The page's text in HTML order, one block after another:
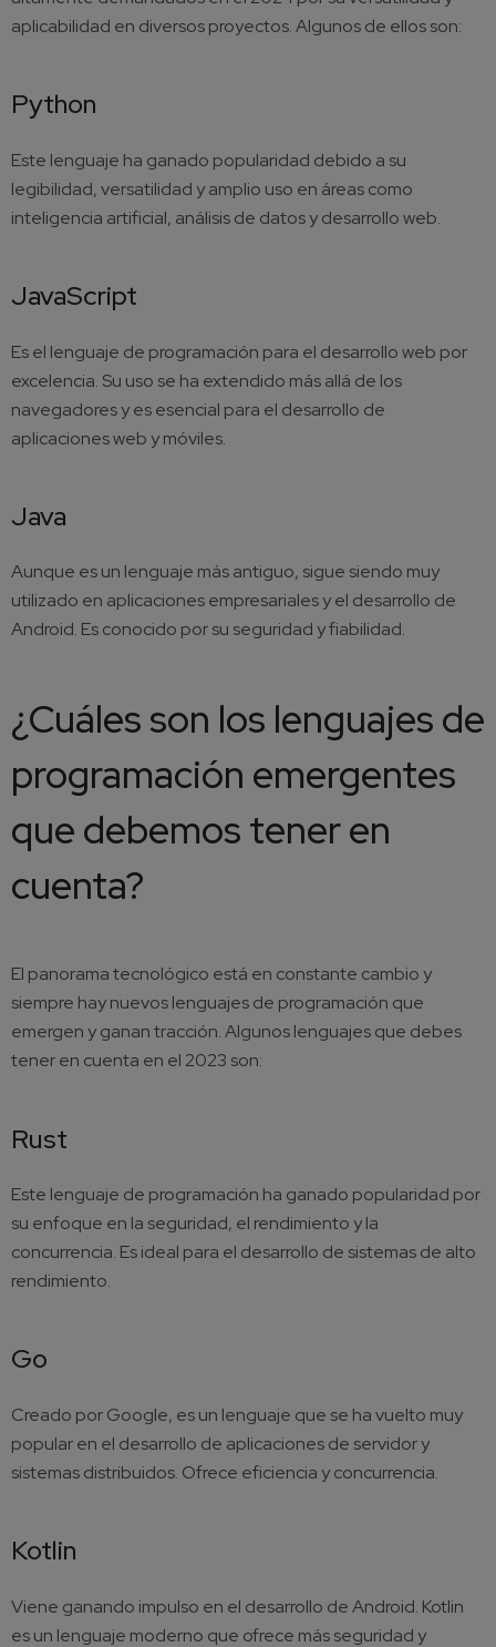
aplicabilidad en diversos proyectos. Algunos de ellos son:
Python
Este lenguaje ha ganado popularidad debido a su
legibilidad, versatilidad y amplio uso en áreas como
inteligencia artificial, análisis de datos y desarrollo web.
JavaScript
Es el lenguaje de programación para el desarrollo web por
excelencia. Su uso se ha extendido más allá de los
navegadores y es esencial para el desarrollo de
aplicaciones web y móviles.
Java
Aunque es un lenguaje más antiguo, sigue siendo muy
utilizado en aplicaciones empresariales y el desarrollo de
Android. Es conocido por su seguridad y fiabilidad.
¿Cuáles son los lenguajes de
programación emergentes
que debemos tener en
cuenta?
El panorama tecnológico está en constante cambio y
siempre hay nuevos lenguajes de programación que
emergen y ganan tracción. Algunos lenguajes que debes
tener en cuenta en el 2023 son:
Rust
Este lenguaje de programación ha ganado popularidad por
su enfoque en la seguridad, el rendimiento y la
concurrencia. Es ideal para el desarrollo de sistemas de alto
rendimiento.
Go
Creado por Google, es un lenguaje que se ha vuelto muy
popular en el desarrollo de aplicaciones de servidor y
sistemas distribuidos. Ofrece eficiencia y concurrencia.
Kotlin
Viene ganando impulso en el desarrollo de Android. Kotlin
es un lenguaje moderno que ofrece más seguridad y